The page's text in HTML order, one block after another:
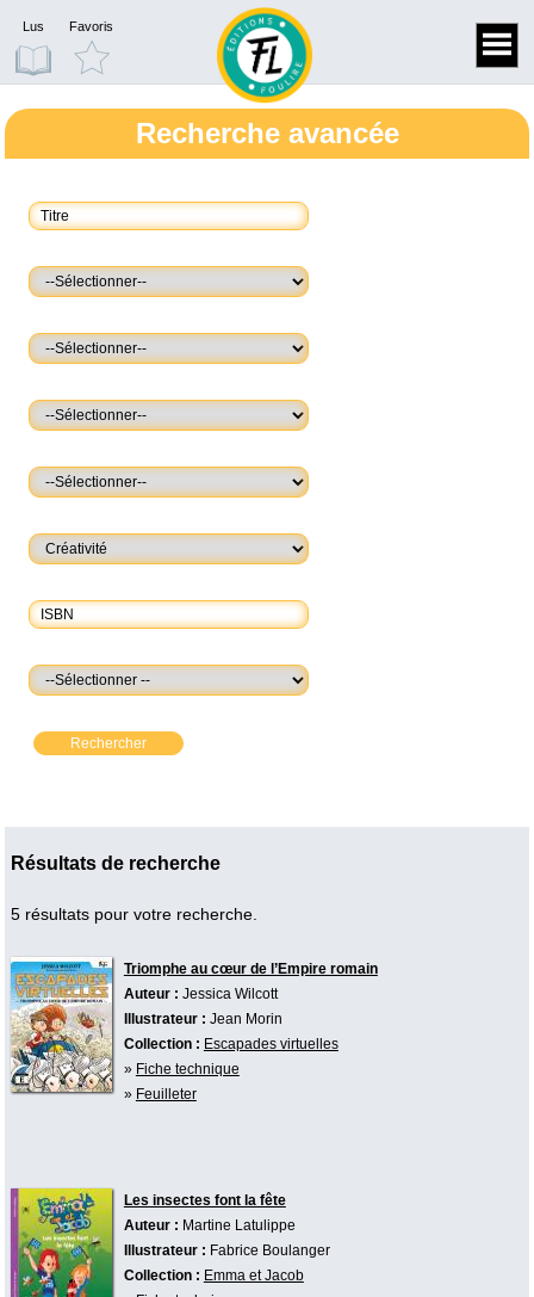
Lus Favoris
Recherche avancée
Rechercher
Résultats de recherche
5 résultats pour votre recherche.
Triomphe au cœur de l’Empire romain
Auteur : Jessica Wilcott
Illustrateur : Jean Morin
Collection : Escapades virtuelles
» Fiche technique
» Feuilleter
Les insectes font la fête
Auteur : Martine Latulippe
Illustrateur : Fabrice Boulanger
Collection : Emma et Jacob